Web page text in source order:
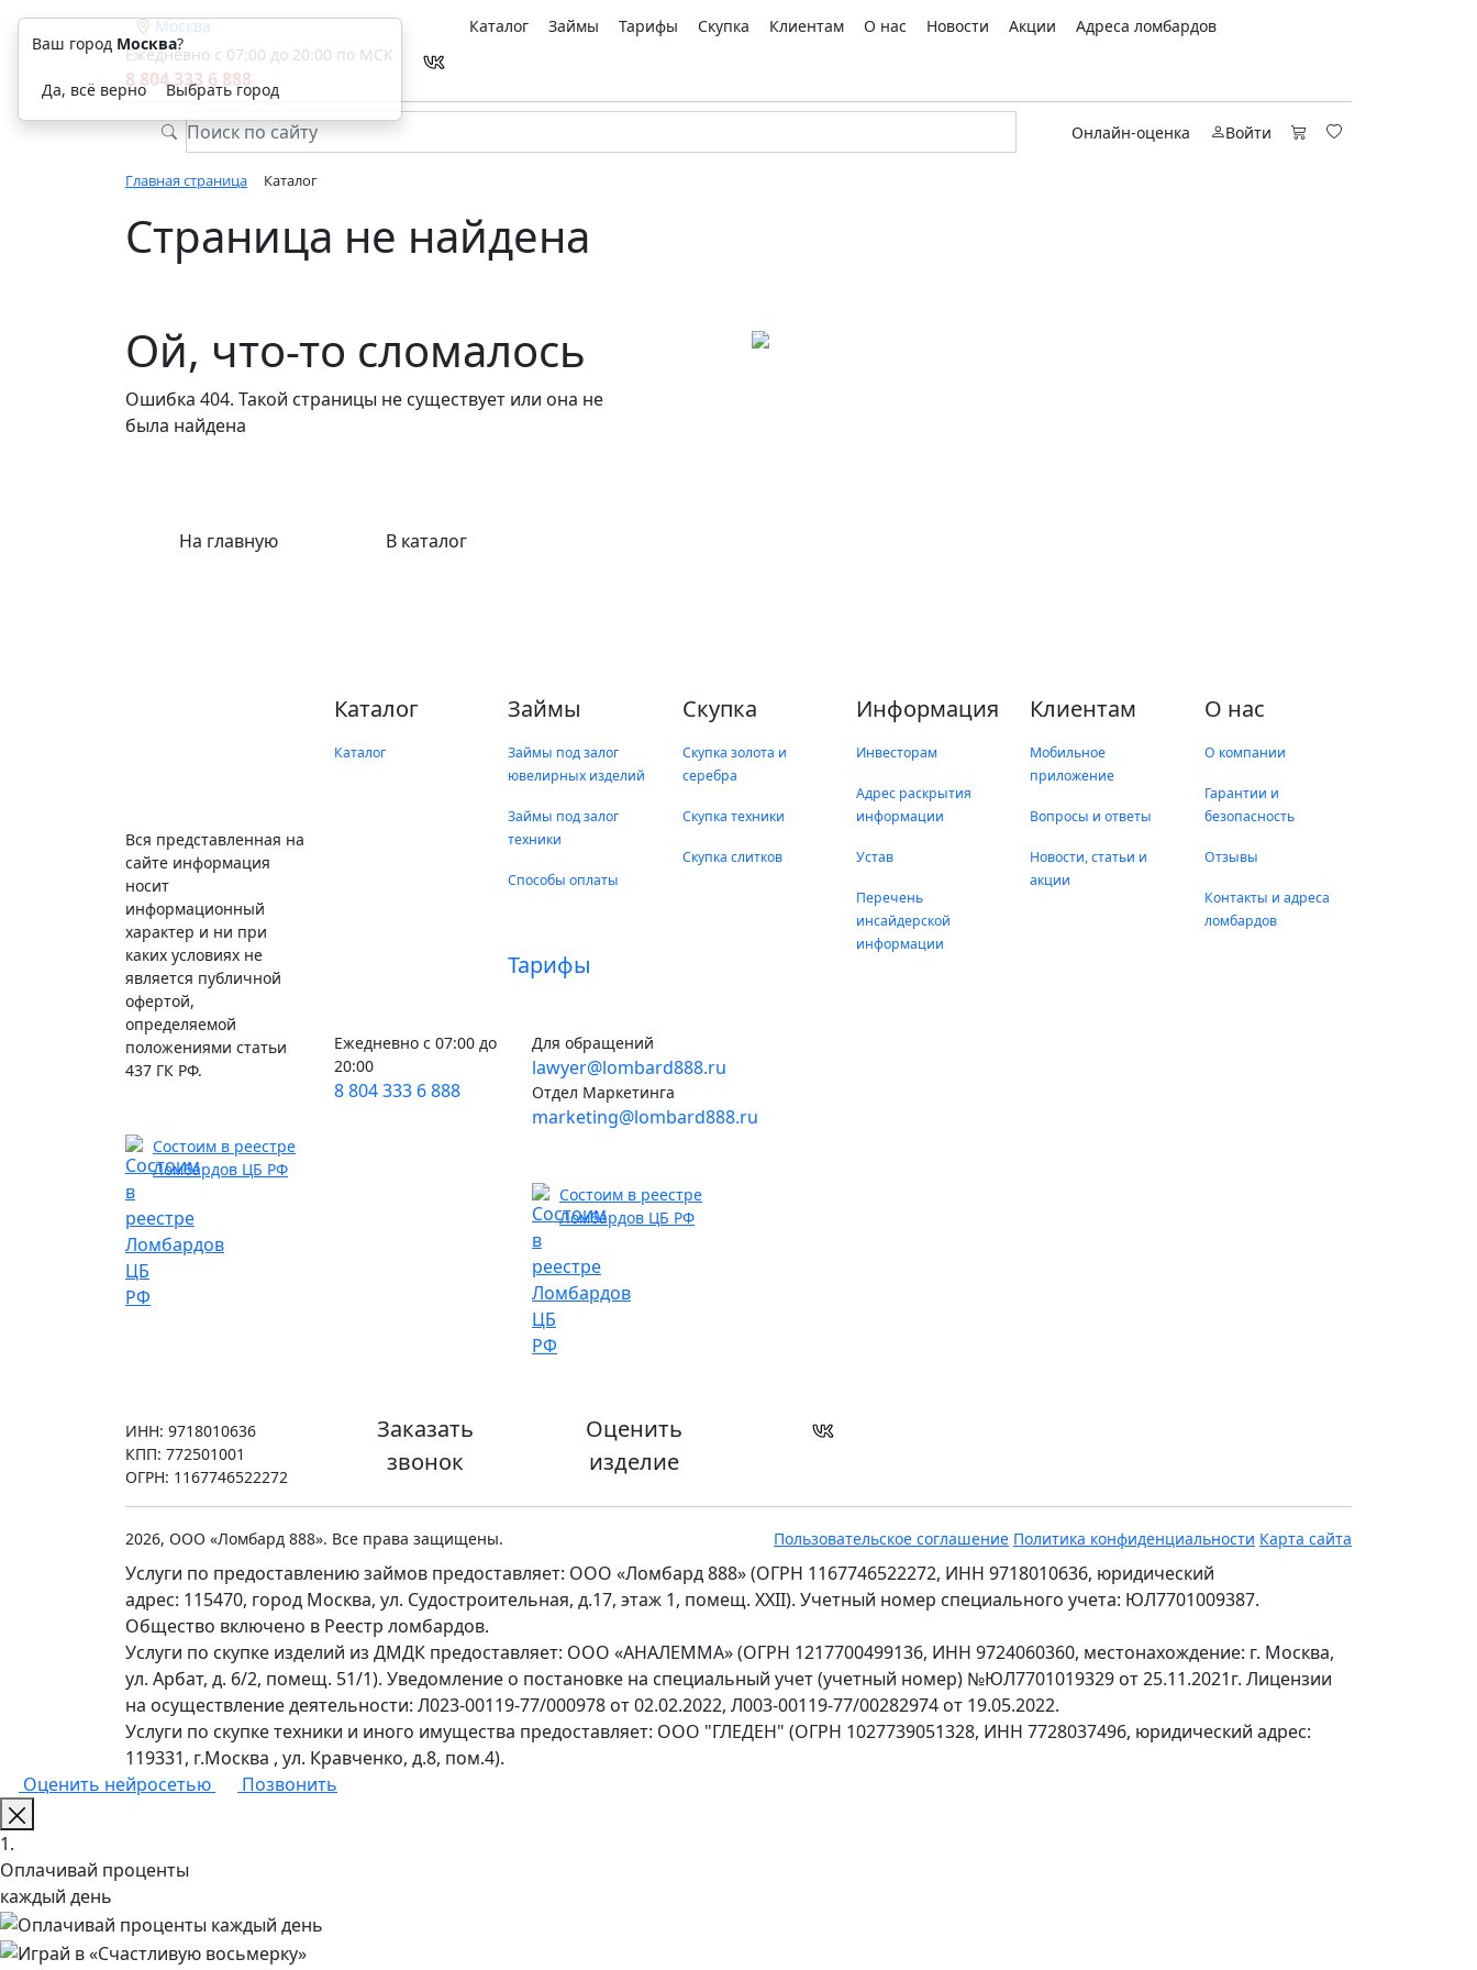
Москва Каталог Займы Тарифы Скупка Клиентам О нас Новости Акции
Адреса ломбардов
Ежедневно с 07:00 до 20:00 по МСК
8 804 333 6 888
Онлайн-оценка Войти
Главная страница Каталог
Страница не найдена
Ой, что-то сломалось
Ошибка 404. Такой страницы не существует или она не
была найдена
На главную В каталог
Вся представленная на
сайте информация
носит
информационный
характер и ни при
каких условиях не
является публичной
офертой,
определяемой
положениями статьи
437 ГК РФ.
Состоим в реестре
Ломбардов ЦБ РФ
ИНН: 9718010636
КПП: 772501001
ОГРН: 1167746522272
Каталог
Каталог
Займы
Займы под залог
ювелирных изделий
Займы под залог
техники
Способы оплаты
Тарифы
Скупка
Скупка золота и
серебра
Скупка техники
Скупка слитков
Информация
Инвесторам
Адрес раскрытия
информации
Устав
Перечень
инсайдерской
информации
Клиентам
Мобильное
приложение
Вопросы и ответы
Новости, статьи и
акции
О нас
О компании
Гарантии и
безопасность
Отзывы
Контакты и адреса
ломбардов
Ежедневно с 07:00 до
20:00
8 804 333 6 888
Для обращений
lawyer@lombard888.ru
Отдел Маркетинга
marketing@lombard888.ru
Состоим в реестре
Ломбардов ЦБ РФ
Заказать
звонок
Оценить
изделие
2026, ООО «Ломбард 888». Все права защищены. Пользовательское соглашение Политика конфиденциальности Карта сайта
Услуги по предоставлению займов предоставляет: ООО «Ломбард 888» (ОГРН 1167746522272, ИНН 9718010636, юридический
адрес: 115470, город Москва, ул. Судостроительная, д.17, этаж 1, помещ. XXII). Учетный номер специального учета: ЮЛ7701009387.
Общество включено в Реестр ломбардов.
Услуги по скупке изделий из ДМДК предоставляет: ООО «АНАЛЕММА» (ОГРН 1217700499136, ИНН 9724060360, местонахождение: г. Москва,
ул. Арбат, д. 6/2, помещ. 51/1). Уведомление о постановке на специальный учет (учетный номер) №ЮЛ7701019329 от 25.11.2021г. Лицензии
на осуществление деятельности: Л023-00119-77/000978 от 02.02.2022, Л003-00119-77/00282974 от 19.05.2022.
Услуги по скупке техники и иного имущества предоставляет: ООО "ГЛЕДЕН" (ОГРН 1027739051328, ИНН 7728037496, юридический адрес:
119331, г.Москва , ул. Кравченко, д.8, пом.4).
Оценить нейросетью
Позвонить
Ваш город Москва?
Да, всё верно Выбрать город
1.
Оплачивай проценты
каждый день